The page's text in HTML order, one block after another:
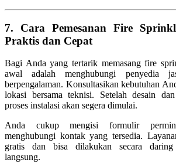
7. Cara Pemesanan Fire
Praktis dan Cepat
Bagi Anda yang tertarik memasang fire
awal adalah menghubungi penyedia
berpengalaman. Konsultasikan kebutuhan
lokasi bersama teknisi. Setelah desain
proses instalasi akan segera dimulai.
Anda cukup mengisi formulir
menghubungi kontak yang tersedia.
gratis dan bisa dilakukan secara daring
langsung.